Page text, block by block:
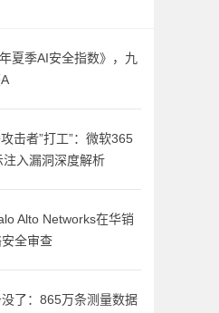
夏季AI安全指数》，九
击者”打工”：微软365
入漏洞深度解析
Alto Networks在华销
全审查
了：865万条测量数据